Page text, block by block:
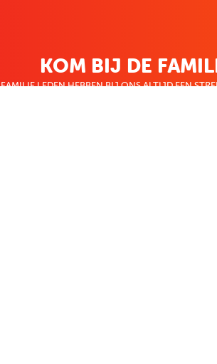
KOM BIJ DE
FAMILIE LEDEN HEBBEN BIJ ONS ALTIJD EEN